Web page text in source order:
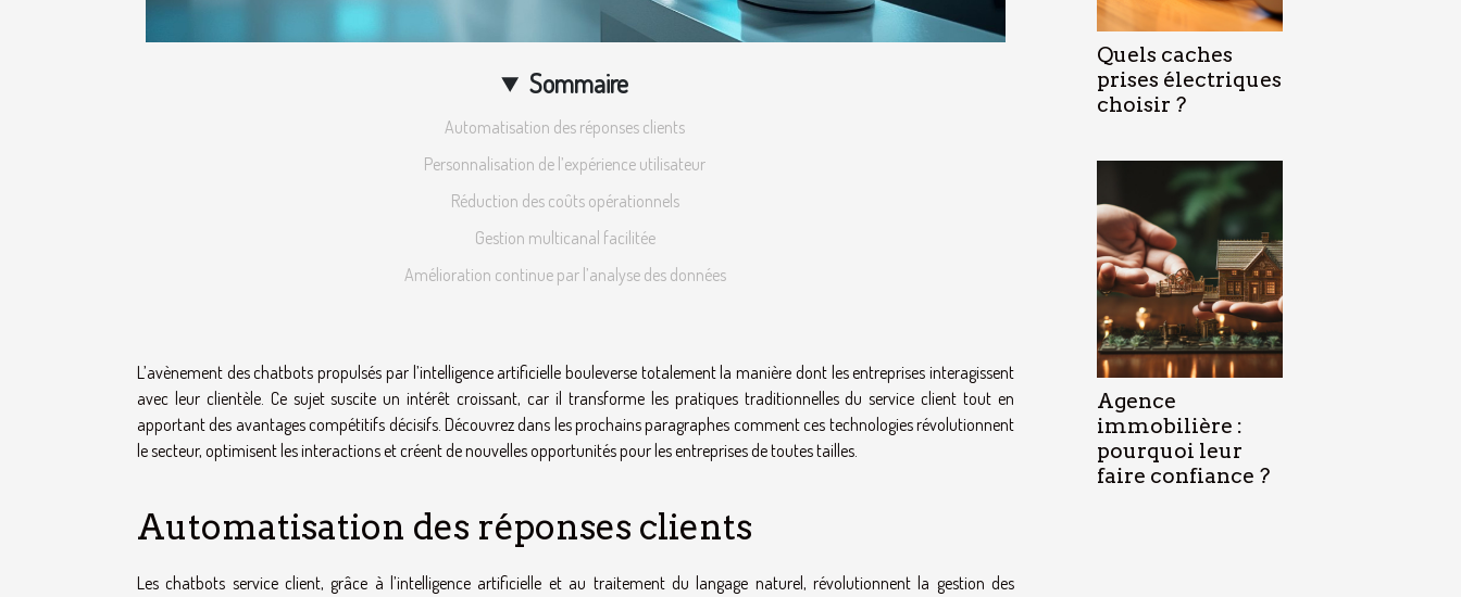
Sommaire
Automatisation des réponses clients
Personnalisation de l’expérience utilisateur
Réduction des coûts opérationnels
Gestion multicanal facilitée
Amélioration continue par l’analyse des données
L’avènement des chatbots propulsés par l’intelligence artificielle bouleverse totalement la manière dont les entreprises interagissent
avec leur clientèle. Ce sujet suscite un intérêt croissant, car il transforme les pratiques traditionnelles du service client tout en
apportant des avantages compétitifs décisifs. Découvrez dans les prochains paragraphes comment ces technologies révolutionnent
le secteur, optimisent les interactions et créent de nouvelles opportunités pour les entreprises de toutes tailles.
Automatisation des réponses clients
Les chatbots service client, grâce à l’intelligence artificielle et au traitement du langage naturel, révolutionnent la gestion des
Quels caches
prises électriques
choisir ?
Agence
immobilière :
pourquoi leur
faire confiance ?